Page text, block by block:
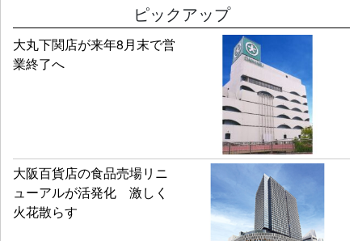
ピックアップ
大丸下関店が来年8月末で営
業終了へ
大阪百貨店の食品売場リニ
ューアルが活発化 激しく
火花散らす